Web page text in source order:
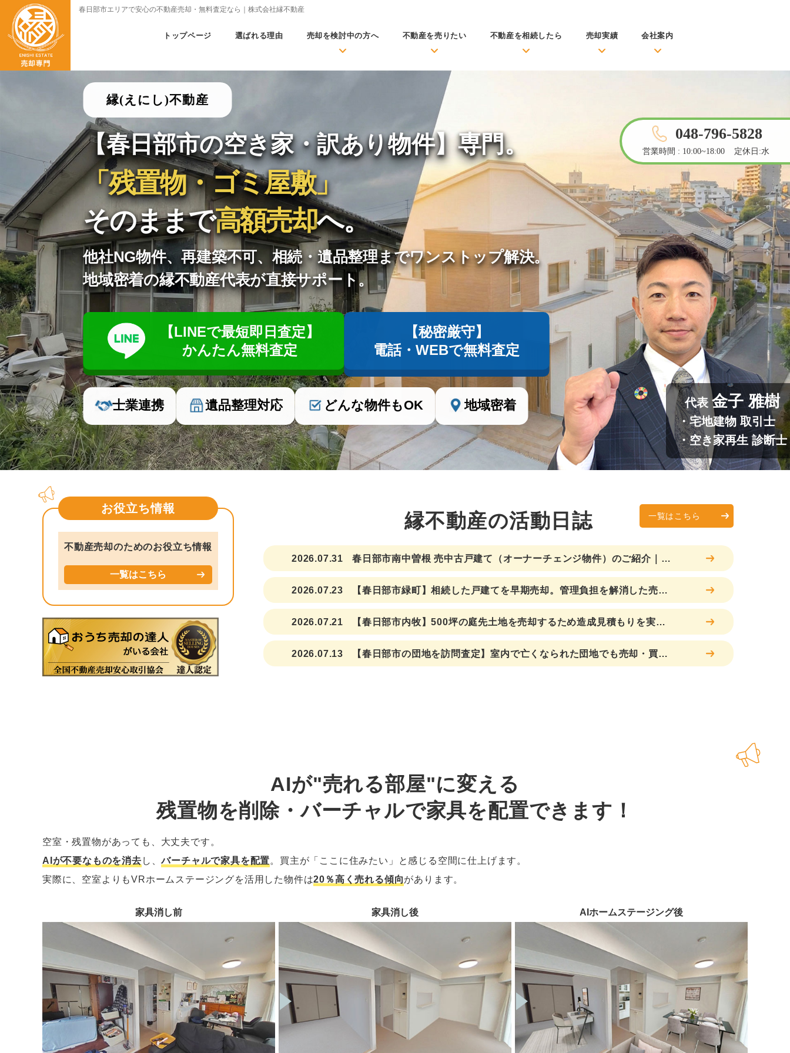
春日部市エリアで安心の不動産売却・無料査定なら｜株式会社縁不動産
トップページ 選ばれる理由 売却を検討中の方へ 不動産を売りたい 不動産を相続したら 売却実績 会社案内
縁(えにし)不動産
【春日部市の空き家・訳あり物件】専門。
「残置物・ゴミ屋敷」
そのままで高額売却へ。
他社NG物件、再建築不可、 相続・遺品整理までワンストップ解決。
地域密着の縁不動産代表が直接サポート。
【LINEで最短即日査定】
かんたん無料査定
【秘密厳守】
電話・WEBで無料査定
士業連携 遺品整理対応 どんな物件もOK 地域密着
048-796-5828
営業時間 : 10:00~18:00 定休日:水
代表 金子 雅樹
・宅地建物 取引士
・空き家再生 診断士
お役立ち情報
不動産売却のためのお役立ち情報
一覧はこちら
縁不動産の活動日誌 一覧はこちら
2026.07.31
春日部市南中曽根 売中古戸建て（オーナーチェンジ物件）のご紹介｜安
定した家賃収入が期待できる投資用不動産
2026.07.23
【春日部市緑町】相続した戸建てを早期売却。管理負担を解消した売却
事例をご紹介
2026.07.21
【春日部市内牧】500坪の庭先土地を売却するため造成見積もりを実施
しました
2026.07.13
【春日部市の団地を訪問査定】室内で亡くなられた団地でも売却・買取
AIが"売れる部屋"に変える
残置物を削除・バーチャルで家具を配置できます！
空室・残置物があっても、大丈夫です。
AIが不要なものを消去 し、バーチャルで家具を配置。買主が「ここに住みたい」と感じる空間に仕上げます。
実際に、空室よりもVRホームステージングを活用した物件は20％高く売れる傾向があります。
家具消し前 家具消し後 AIホームステージング後